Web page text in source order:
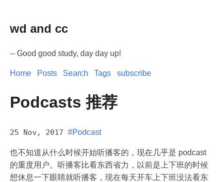
wd and cc
-- Good good study, day day up!
Home Posts Search Tags subscribe
Podcasts 推荐
25 Nov, 2017 #Podcast
也不知道从什么时候开始听播客的，现在几乎是 podcast
的重度用户。听播客比看东西省力，以前是上下班的时候
想休息一下眼睛就听播客，现在每天开车上下班没法看东